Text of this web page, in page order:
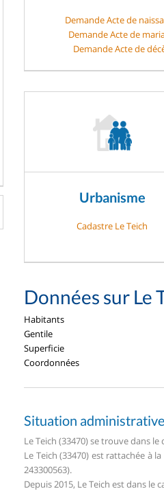
Demande Acte de
Demande Acte de
Demande Acte de
Urbanisme
Cadastre Le Teich
Données sur Le
Habitants
Gentile
Superficie
Coordonnées
Situation administrative
Le Teich (33470) se trouve dans
Le Teich (33470) est rattachée à
243300563).
Depuis 2015, Le Teich est dans